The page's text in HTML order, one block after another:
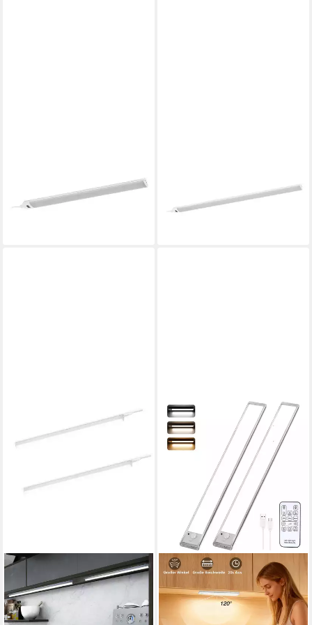
rahmenlos, Dimmbar mit
Bewegungsmelder
Bewegungsmelder
32,29 €